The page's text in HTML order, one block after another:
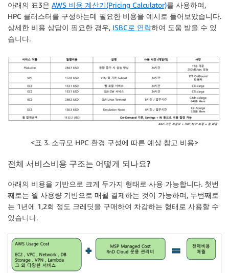
아래의 표3은 AWS 비용 계산기(Pricing Calculator)를 사용하여,
HPC 클러스터를 구성하는데 필요한 비용을 예시로 들어보았습니다.
상세한 비용 상담이 필요한 경우, ISBC로 연락하여 도움 받을 수 있
습니다.
<표 3. 소규모 HPC 환경 구성에 따른 예상 참고 비용>
전체 서비스비용 구조는 어떻게 되나요?
아래의 비용을 기반으로 크게 두가지 형태로 사용 가능합니다. 첫번
째로는 월 사용량 기반으로 매월 결제하는 것이 가능하며, 두번째로
는 1년에 1,2회 정도 크레딧을 구매하여 차감하는 형태로 사용할 수
있습니다.